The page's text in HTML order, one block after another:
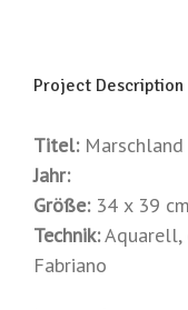
Project Description
Titel:Marschland
Jahr:
Größe:34 x 39 cm
Technik:Aquarell,
Fabriano